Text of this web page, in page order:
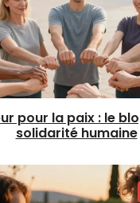
pour la paix : le
solidarité humaine